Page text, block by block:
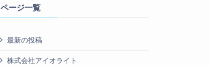
ページ一覧
最新の投稿
株式会社アイオライト